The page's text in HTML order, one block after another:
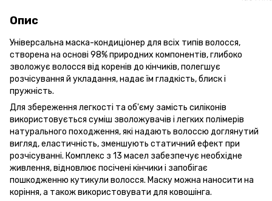
Опис
Універсальна маска-кондиціонер для всіх типів волосся,
створена на основі 98% природних компонентів, глибоко
зволожує волосся від коренів до кінчиків, полегшує
розчісування й укладання, надає їм гладкість, блиск і
пружність.
Для збереження легкості та об'єму замість силіконів
використовується суміш зволожувачів і легких полімерів
натурального походження, які надають волоссю доглянутий
вигляд, еластичність, зменшують статичний ефект при
розчісуванні. Комплекс з 13 масел забезпечує необхідне
живлення, відновлює посічені кінчики і запобігає
пошкодженню кутикули волосся. Маску можна наносити на
коріння, а також використовувати для ковошінга.